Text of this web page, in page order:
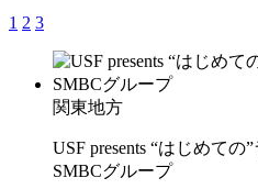
1 2 3
関東地方
USF presents “はじめての
SMBCグループ